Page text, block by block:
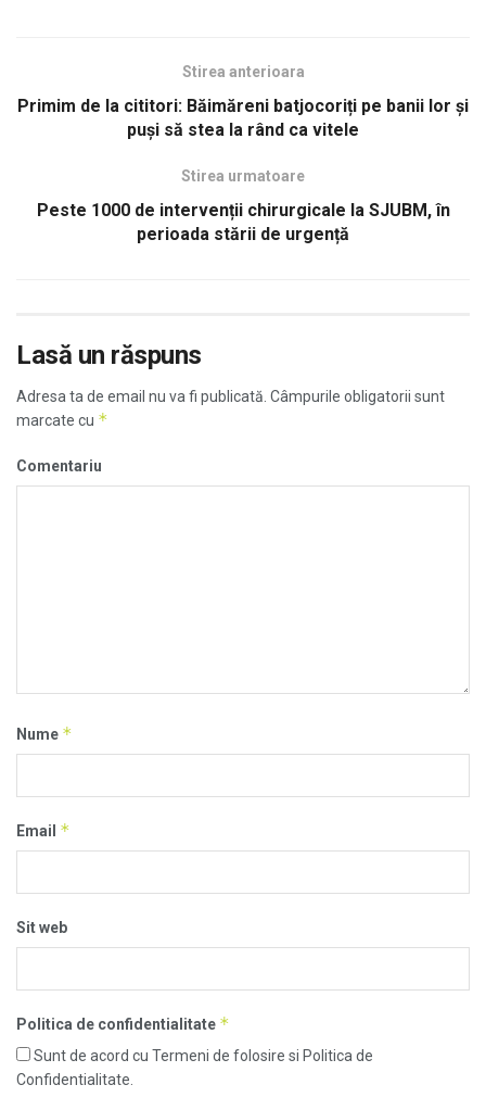
Stirea anterioara
Primim de la cititori: Băimăreni batjocoriți pe banii lor și
puși să stea la rând ca vitele
Stirea urmatoare
Peste 1000 de intervenții chirurgicale la SJUBM, în
perioada stării de urgență
Lasă un răspuns
Adresa ta de email nu va fi publicată. Câmpurile obligatorii sunt
marcate cu *
Comentariu
Nume *
Email *
Sit web
Politica de confidentialitate *
Sunt de acord cu Termeni de folosire si Politica de
Confidentialitate.